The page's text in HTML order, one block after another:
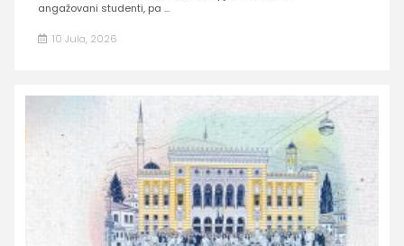
angažovani studenti, pa ...
10 Jula, 2026